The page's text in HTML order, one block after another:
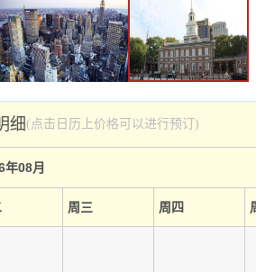
细(点击日历上价格可以进行预订)
年08月
周三 周四